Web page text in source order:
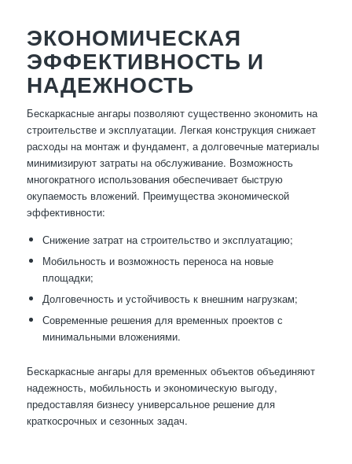
ЭКОНОМИЧЕСКАЯ
ЭФФЕКТИВНОСТЬ И
НАДЕЖНОСТЬ
Бескаркасные ангары позволяют существенно экономить на
строительстве и эксплуатации. Легкая конструкция снижает
расходы на монтаж и фундамент, а долговечные материалы
минимизируют затраты на обслуживание. Возможность
многократного использования обеспечивает быструю
окупаемость вложений. Преимущества экономической
эффективности:
Снижение затрат на строительство и эксплуатацию;
Мобильность и возможность переноса на новые
площадки;
Долговечность и устойчивость к внешним нагрузкам;
Современные решения для временных проектов с
минимальными вложениями.
Бескаркасные ангары для временных объектов объединяют
надежность, мобильность и экономическую выгоду,
предоставляя бизнесу универсальное решение для
краткосрочных и сезонных задач.